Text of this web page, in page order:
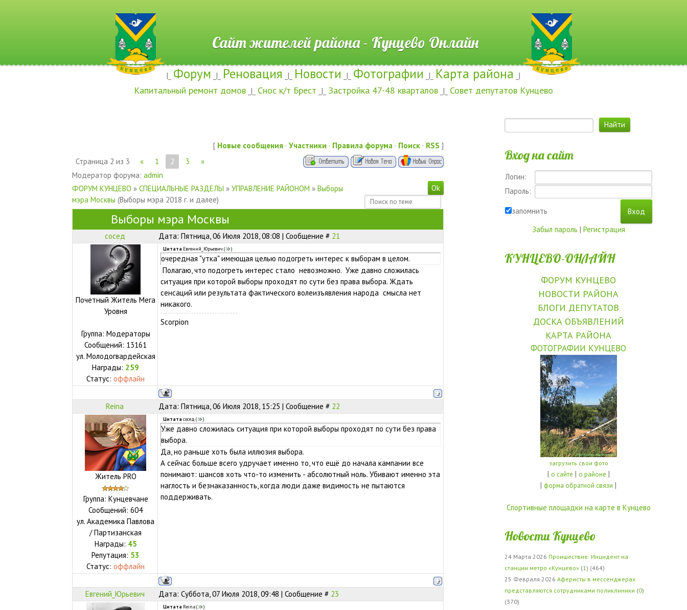
Сайт жителей района - Кунцево Онлайн
|_ Форум _|_ Реновация _|_ Новости _|_ Фотографии _|_ Карта района _|
Капитальный ремонт домов _|_ Снос к/т Брест _|_ Застройка 47-48 кварталов _|_ Совет депутатов Кунцево
[ Новые сообщения · Участники · Правила форума · Поиск · RSS ]
Страница 2 из 3 « 1 2 3
»
Модератор форума: admin
ФОРУМ КУНЦЕВО » СПЕЦИАЛЬНЫЕ РАЗДЕЛЫ » УПРАВЛЕНИЕ РАЙОНОМ » Выборы
мэра Москвы (Выборы мэра 2018 г. и далее)
Выборы мэра Москвы
сосед Дата: Пятница, 06 Июля 2018, 08:08 | Сообщение # 21
Почетный Житель Мега
Уровня
Группа: Модераторы
Сообщений: 13161
ул. Молодогвардейская
Награды: 259
Статус:оффлайн
Цитата Евгений_Юрьевич ( )
очередная "утка" имеющая целью подогреть интерес к выборам в целом.
Полагаю, что подогреть интерес стало невозможно. Уже давно сложилась
ситуация при которой выборы проходят по сути без права выбора. Ждать
сенсаций или результата фактического волеизъявления народа смысла нет
никакого.
Scorpion
Reina Дата: Пятница, 06 Июля 2018, 15:25 | Сообщение # 22
Житель PRO
Группа: Кунцевчане
Сообщений:604
ул.Академика Павлова
/ Партизанская
Награды: 45
Репутация: 53
Статус:оффлайн
Цитата сосед ( )
Уже давно сложилась ситуация при которой выборы проходят по сути без права
выбора.
Да, но раньше хоть была иллюзия выбора.
А сейчас больше всего удручает именно то, что ещё до начала кампании все
понимают: шансов хоть что-то изменить - абсолютный ноль. Убивают именно эта
наглость и безнаказанность, когда люди даже видимость не пытаются
поддерживать.
Евгений_Юрьевич Дата: Суббота, 07 Июля 2018, 09:48 | Сообщение # 23
Цитата Reina( )
Вход на сайт
Логин:
Пароль:
запомнить
Забыл пароль | Регистрация
КУНЦЕВО-ОНЛАЙН
ФОРУМ КУНЦЕВО
НОВОСТИ РАЙОНА
БЛОГИ ДЕПУТАТОВ
ДОСКА ОБЪЯВЛЕНИЙ
КАРТА РАЙОНА
ФОТОГРАФИИ КУНЦЕВО
загрузить свои фото
| о сайте | о районе |
|форма обратной связи |
Спортивные площадки на карте в Кунцево
Новости Кунцево
24 Марта 2026 Проишествие: Инцидент на
станции метро «Кунцево» (1) (464)
25 Февраля 2026 Аферисты в мессенджерах
представляются сотрудниками поликлиники (0)
(370)